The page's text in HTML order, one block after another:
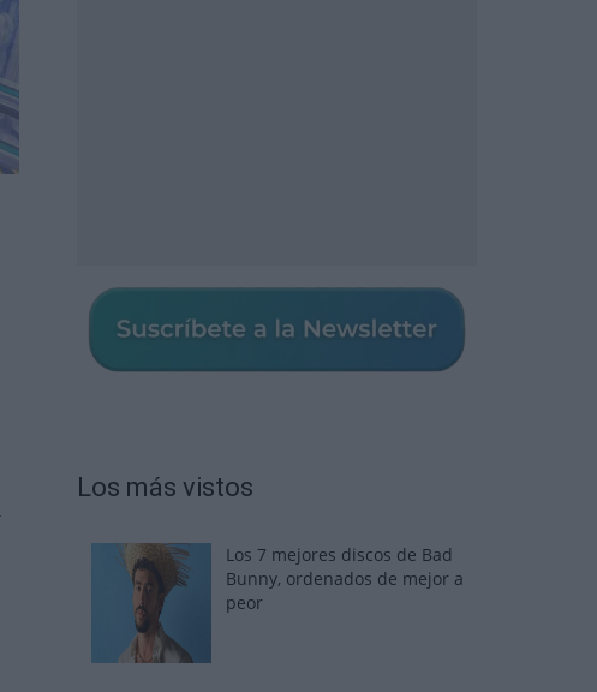
Los más vistos
Los 7 mejores discos de Bad
Bunny, ordenados de mejor a
peor